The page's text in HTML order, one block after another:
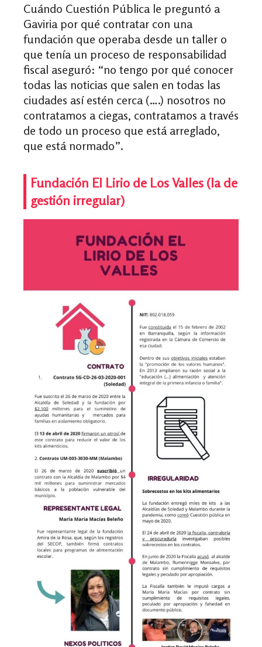
Cuándo Cuestión Pública le preguntó a
Gaviria por qué contratar con una
fundación que operaba desde un taller o
que tenía un proceso de responsabilidad
fiscal aseguró: “no tengo por qué conocer
todas las noticias que salen en todas las
ciudades así estén cerca (….) nosotros no
contratamos a ciegas, contratamos a través
de todo un proceso que está arreglado,
que está normado”.
Fundación El Lirio de Los Valles (la de
gestión irregular)